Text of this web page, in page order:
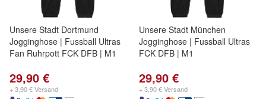
Unsere Stadt Dortmund
Jogginghose | Fussball Ultras
Fan Ruhrpott FCK DFB | M1
29,90 €
+ 3,90 € Versand
Unsere Stadt München
Jogginghose | Fussball Ultras
FCK DFB | M1
29,90 €
+ 3,90 € Versand